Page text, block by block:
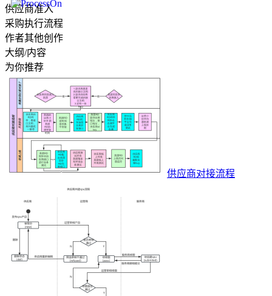
供应商准入
采购执行流程
作者其他创作
大纲/内容
为你推荐
供应商对接流程